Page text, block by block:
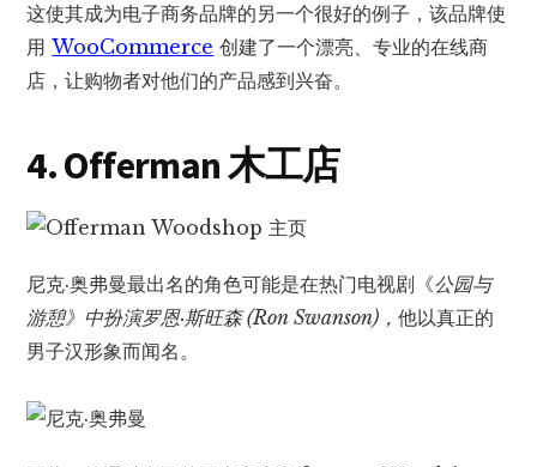
这使其成为电子商务品牌的另一个很好的例子，该品牌使
用WooCommerce 创建了一个漂亮、专业的在线商
店，让购物者对他们的产品感到兴奋。
4. Offerman 木工店
尼克·奥弗曼最出名的角色可能是在热门电视剧《公园与
游憩》中扮演罗恩·斯旺森 (Ron Swanson)，他以真正的
男子汉形象而闻名。